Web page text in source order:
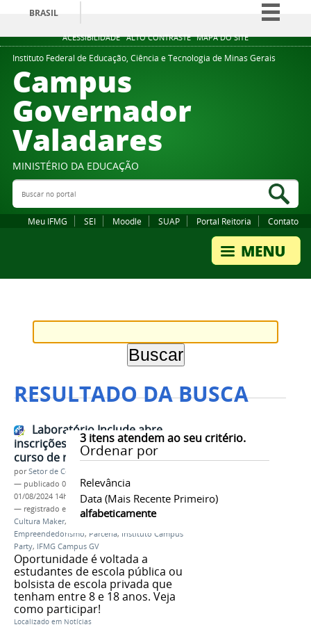
ACESSIBILIDADE ALTO CONTRASTE MAPA DO SITE
BRASIL
Simplifique!
Comunica BR
Instituto Federal de Educação, Ciência e Tecnologia de Minas Gerais
Campus
Governador
Valadares
MINISTÉRIO DA EDUCAÇÃO
Buscar no portal
Meu IFMG SEI Moodle SUAP Portal Reitoria Contato
RESULTADO DA BUSCA
3itens atendem ao seu critério.
Ordenar por
Relevância
Data (mais Recente Primeiro)
alfabeticamente
Laboratório Include abre
inscrições para novas turmas do
curso de robótica
porSetor de Comunicação
— publicado 01/08/2024—última modificação
01/08/2024 14h59
— registrado em:
inscrições, Laboratório Include
Cultura Maker,
Empreendedorismo, Parceria, Instituto Campus
Party, IFMG Campus GV
Oportunidade é voltada a
estudantes de escola pública ou
bolsista de escola privada que
tenham entre 8 e 18 anos. Veja
como participar!
Localizado em Notícias